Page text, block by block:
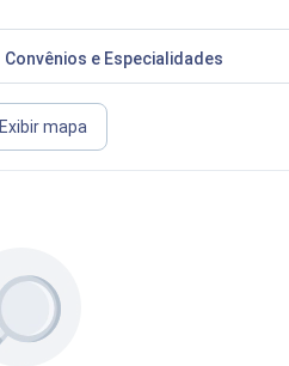
Convênios e Especialidades
Exibir mapa